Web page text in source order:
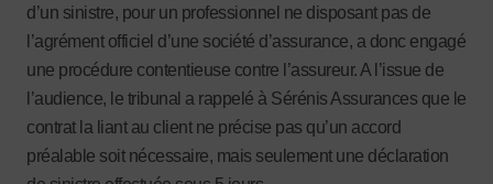
d’un sinistre, pour un professionnel ne disposant pas de
l’agrément officiel d’une société d’assurance, a donc engagé
une procédure contentieuse contre l’assureur. A l’issue de
l’audience, le tribunal a rappelé à Sérénis Assurances que le
contrat la liant au client ne précise pas qu’un accord
préalable soit nécessaire, mais seulement une déclaration